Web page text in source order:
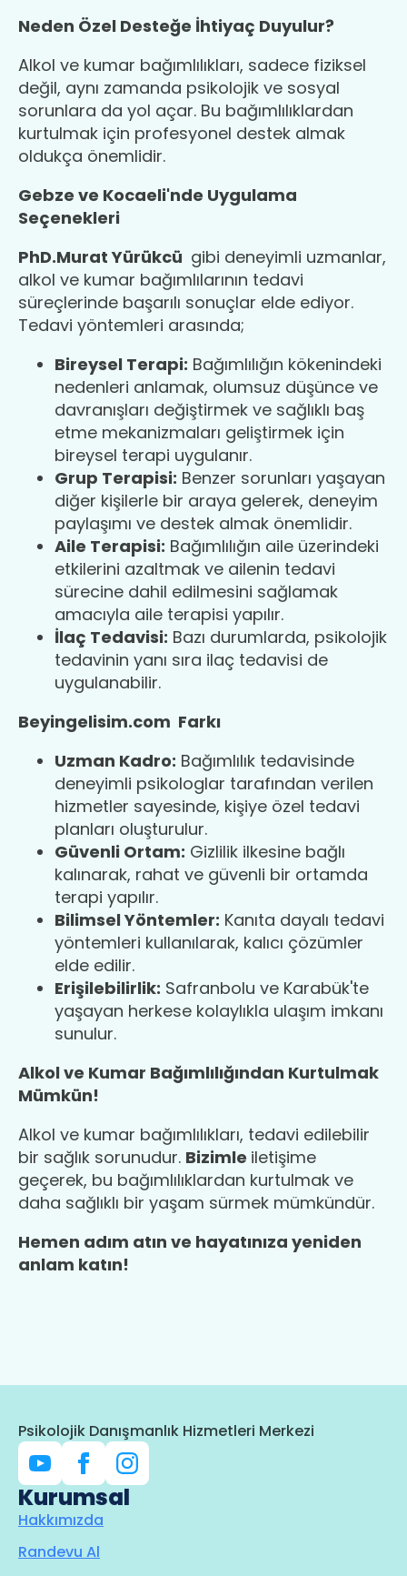
Neden Özel Desteğe İhtiyaç Duyulur?
Alkol ve kumar bağımlılıkları, sadece fiziksel
değil, aynı zamanda psikolojik ve sosyal
sorunlara da yol açar. Bu bağımlılıklardan
kurtulmak için profesyonel destek almak
oldukça önemlidir.
Gebze ve Kocaeli'nde Uygulama
Seçenekleri
PhD.Murat Yürükcü gibi deneyimli uzmanlar,
alkol ve kumar bağımlılarının tedavi
süreçlerinde başarılı sonuçlar elde ediyor.
Tedavi yöntemleri arasında;
Bireysel Terapi: Bağımlılığın kökenindeki
nedenleri anlamak, olumsuz düşünce ve
davranışları değiştirmek ve sağlıklı baş
etme mekanizmaları geliştirmek için
bireysel terapi uygulanır.
Grup Terapisi: Benzer sorunları yaşayan
diğer kişilerle bir araya gelerek, deneyim
paylaşımı ve destek almak önemlidir.
Aile Terapisi: Bağımlılığın aile üzerindeki
etkilerini azaltmak ve ailenin tedavi
sürecine dahil edilmesini sağlamak
amacıyla aile terapisi yapılır.
İlaç Tedavisi: Bazı durumlarda, psikolojik
tedavinin yanı sıra ilaç tedavisi de
uygulanabilir.
Beyingelisim.com Farkı
Uzman Kadro: Bağımlılık tedavisinde
deneyimli psikologlar tarafından verilen
hizmetler sayesinde, kişiye özel tedavi
planları oluşturulur.
Güvenli Ortam: Gizlilik ilkesine bağlı
kalınarak, rahat ve güvenli bir ortamda
terapi yapılır.
Bilimsel Yöntemler: Kanıta dayalı tedavi
yöntemleri kullanılarak, kalıcı çözümler
elde edilir.
Erişilebilirlik: Safranbolu ve Karabük'te
yaşayan herkese kolaylıkla ulaşım imkanı
sunulur.
Alkol ve Kumar Bağımlılığından Kurtulmak
Mümkün!
Alkol ve kumar bağımlılıkları, tedavi edilebilir
bir sağlık sorunudur. Bizimle iletişime
geçerek, bu bağımlılıklardan kurtulmak ve
daha sağlıklı bir yaşam sürmek mümkündür.
Hemen adım atın ve hayatınıza yeniden
anlam katın!
Psikolojik Danışmanlık Hizmetleri Merkezi
Kurumsal
Hakkımızda
Randevu Al